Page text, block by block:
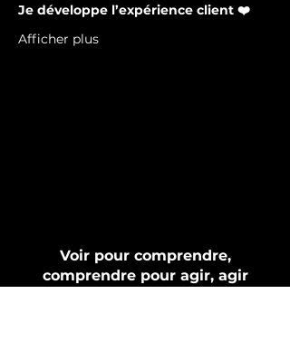
Je développe l’expérience client ❤️
Afficher plus
Voir pour comprendre,
comprendre pour agir, agir